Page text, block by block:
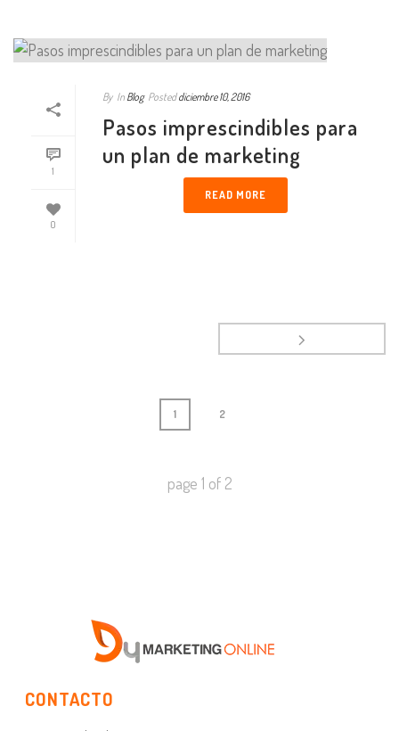
1
0
By In Blog Posted diciembre 10, 2016
Pasos imprescindibles para
un plan de marketing
READ MORE
1 2
page 1 of 2
CONTACTO